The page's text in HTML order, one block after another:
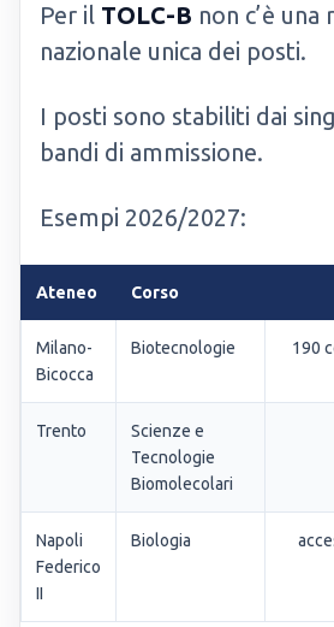
Per il TOLC-B non c’è
nazionale unica dei posti.
I posti sono stabiliti dai
bandi di ammissione.
Esempi 2026/2027:
Ateneo Corso
Milano-
Bicocca
Biotecnologie 190
Trento
Scienze e
Tecnologie
Biomolecolari
Napoli
Federico
II
Biologia